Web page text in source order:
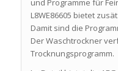
L8WE86605 bietet
Damit sind die
Der Waschtrockner
Trocknungsprogramm.